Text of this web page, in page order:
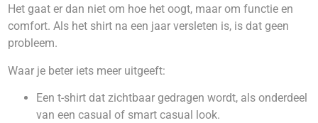
Het gaat er dan niet om hoe het oogt, maar om functie en
comfort. Als het shirt na een jaar versleten is, is dat geen
probleem.
Waar je beter iets meer uitgeeft:
Een t-shirt dat zichtbaar gedragen wordt, als onderdeel
van een casual of smart casual look.